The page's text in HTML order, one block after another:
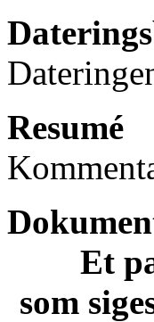
Resumé
Et
som